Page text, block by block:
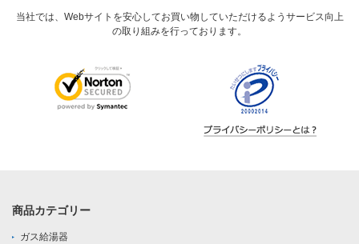
当社では、Webサイトを安心してお買い物していただけるようサービス向上
の取り組みを行っております。
商品カテゴリー
ガス給湯器